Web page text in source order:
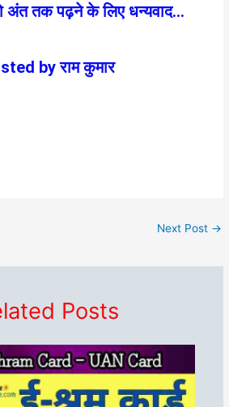
अंत तक पढ़ने के लिए धन्यवाद…
by राम कुमार
Next Post →
Posts